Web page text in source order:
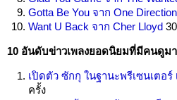
Gotta Be You จาก One Direction
Want U Back จาก Cher Lloyd
10 อันดับข่าวเพลงยอดนิยมที่มีคนดูม
เปิดตัว ซักกุ ในฐานะพรีเซนเตอร์
ครั้ง